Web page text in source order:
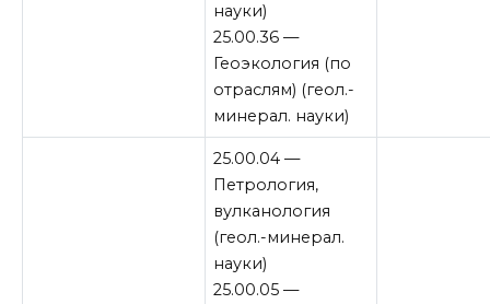
науки)
25.00.36 —
Геоэкология (по
отраслям) (геол.-
минерал. науки)
25.00.04 —
Петрология,
вулканология
(геол.-минерал.
науки)
25.00.05 —